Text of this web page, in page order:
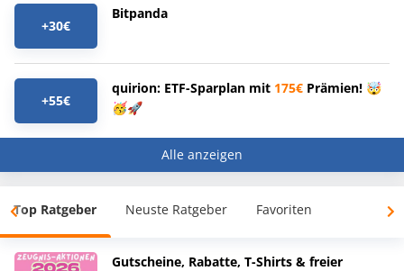
+30€
Bitpanda
+55€
quirion: ETF-Sparplan mit 175€ Prämien! 🤯
🥳🚀
Alle anzeigen
Top Ratgeber Neuste Ratgeber Favoriten
Gutscheine, Rabatte, T-Shirts & freier